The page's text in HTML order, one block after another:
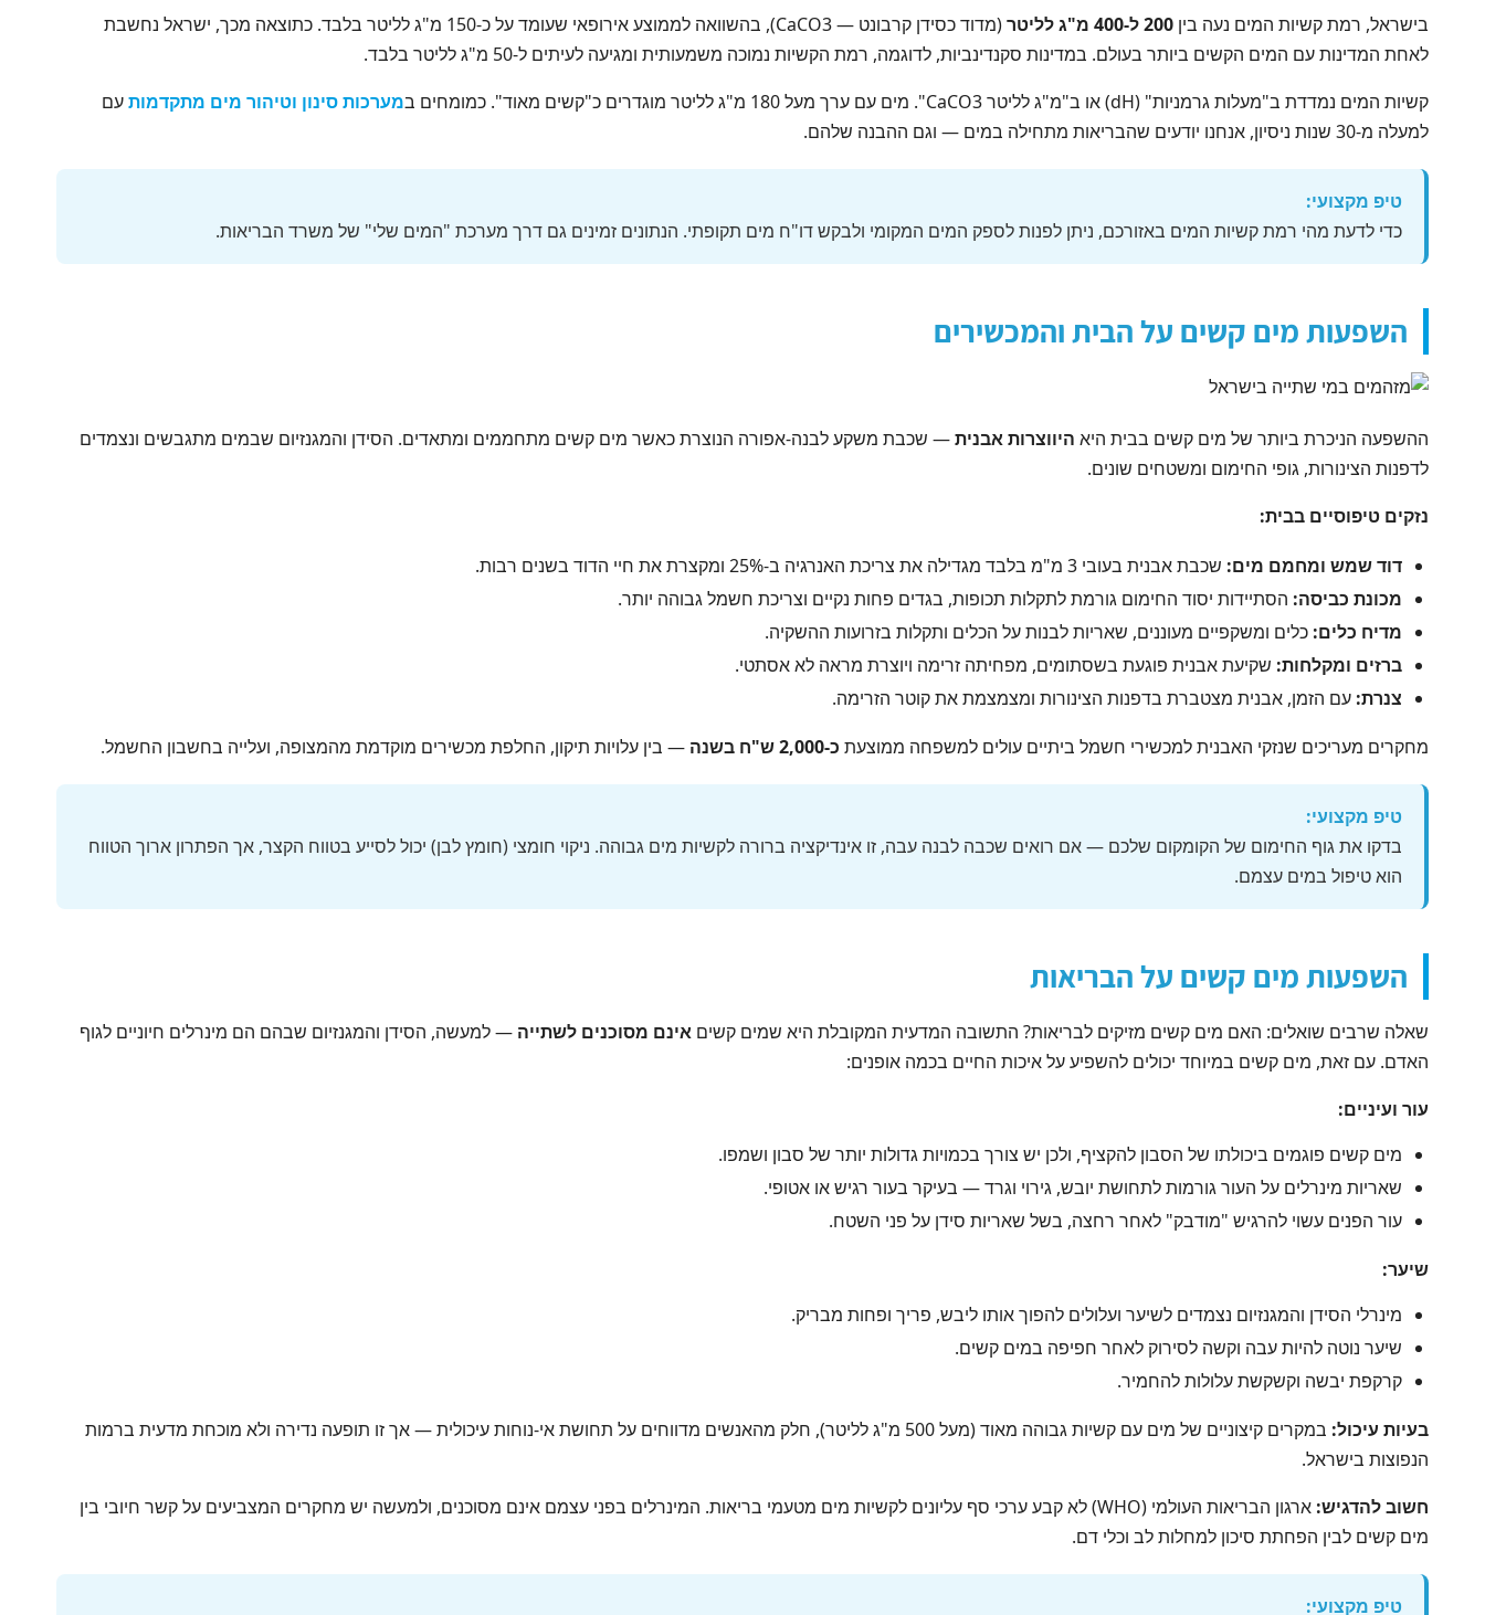
בישראל, רמת קשיות המים נעה בין 200 ל-400 מ"ג לליטר
(מדוד כסידן קרבונט — CaCO3), בהשוואה לממוצע אירופאי שעומד על כ-150 מ"ג לליטר בלבד. כתוצאה מכך, ישראל נחשבת
לאחת המדינות עם המים הקשים ביותר בעולם. במדינות סקנדינביות, לדוגמה, רמת הקשיות נמוכה משמעותית ומגיעה לעיתים ל-50 מ"ג לליטר בלבד.
קשיות המים נמדדת ב"מעלות גרמניות" (dH) או ב"מ"ג לליטר CaCO3". מים עם ערך מעל 180 מ"ג לליטר מוגדרים כ"קשים מאוד". כמומחים ב
מערכות סינון וטיהור מים מתקדמותעם
למעלה מ-30 שנות ניסיון, אנחנו יודעים שהבריאות מתחילה במים — וגם ההבנה שלהם.
טיפ מקצועי:
כדי לדעת מהי רמת קשיות המים באזורכם, ניתן לפנות לספק המים המקומי ולבקש דו"ח מים תקופתי. הנתונים זמינים גם דרך מערכת "המים שלי" של משרד הבריאות.
השפעות מים קשים על הבית והמכשירים
ההשפעה הניכרת ביותר של מים קשים בבית היא היווצרות אבנית— שכבת משקע לבנה-אפורה הנוצרת כאשר מים קשים מתחממים ומתאדים. הסידן והמגנזיום שבמים מתגבשים ונצמדים
לדפנות הצינורות, גופי החימום ומשטחים שונים.
נזקים טיפוסיים בבית:
דוד שמש ומחמם מים: שכבת אבנית בעובי 3 מ"מ בלבד מגדילה את צריכת האנרגיה ב-25% ומקצרת את חיי הדוד בשנים רבות.
מכונת כביסה: הסתיידות יסוד החימום גורמת לתקלות תכופות, בגדים פחות נקיים וצריכת חשמל גבוהה יותר.
מדיח כלים: כלים ומשקפיים מעוננים, שאריות לבנות על הכלים ותקלות בזרועות ההשקיה.
ברזים ומקלחות: שקיעת אבנית פוגעת בשסתומים, מפחיתה זרימה ויוצרת מראה לא אסתטי.
צנרת: עם הזמן, אבנית מצטברת בדפנות הצינורות ומצמצמת את קוטר הזרימה.
מחקרים מעריכים שנזקי האבנית למכשירי חשמל ביתיים עולים למשפחה ממוצעת כ-2,000 ש"ח בשנה — בין עלויות תיקון, החלפת מכשירים מוקדמת מהמצופה, ועלייה בחשבון החשמל.
טיפ מקצועי:
בדקו את גוף החימום של הקומקום שלכם — אם רואים שכבה לבנה עבה, זו אינדיקציה ברורה לקשיות מים גבוהה. ניקוי חומצי (חומץ לבן) יכול לסייע בטווח הקצר, אך הפתרון ארוך הטווח
הוא טיפול במים עצמם.
השפעות מים קשים על הבריאות
שאלה שרבים שואלים: האם מים קשים מזיקים לבריאות? התשובה המדעית המקובלת היא שמים קשים אינם מסוכנים לשתייה — למעשה, הסידן והמגנזיום שבהם הם מינרלים חיוניים לגוף
האדם. עם זאת, מים קשים במיוחד יכולים להשפיע על איכות החיים בכמה אופנים:
עור ועיניים:
מים קשים פוגמים ביכולתו של הסבון להקציף, ולכן יש צורך בכמויות גדולות יותר של סבון ושמפו.
שאריות מינרלים על העור גורמות לתחושת יובש, גירוי וגרד — בעיקר בעור רגיש או אטופי.
עור הפנים עשוי להרגיש "מודבק" לאחר רחצה, בשל שאריות סידן על פני השטח.
שיער:
מינרלי הסידן והמגנזיום נצמדים לשיער ועלולים להפוך אותו ליבש, פריך ופחות מבריק.
שיער נוטה להיות עבה וקשה לסירוק לאחר חפיפה במים קשים.
קרקפת יבשה וקשקשת עלולות להחמיר.
בעיות עיכול:
במקרים קיצוניים של מים עם קשיות גבוהה מאוד (מעל 500 מ"ג לליטר), חלק מהאנשים מדווחים על תחושת אי-נוחות עיכולית — אך זו תופעה נדירה ולא מוכחת מדעית ברמות
הנפוצות בישראל.
חשוב להדגיש:
ארגון הבריאות העולמי (WHO) לא קבע ערכי סף עליונים לקשיות מים מטעמי בריאות. המינרלים בפני עצמם אינם מסוכנים, ולמעשה יש מחקרים המצביעים על קשר חיובי בין
מים קשים לבין הפחתת סיכון למחלות לב וכלי דם.
טיפ מקצועי: